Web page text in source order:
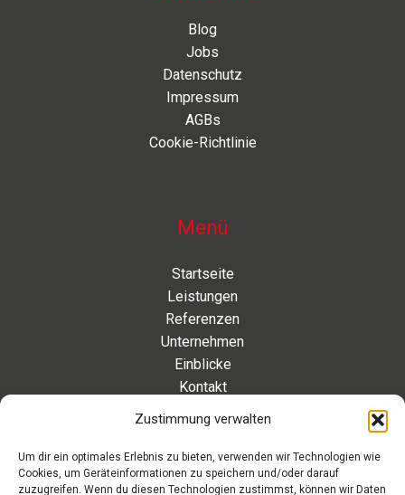
Zustimmung verwalten
Um dir ein optimales Erlebnis zu bieten, verwenden wir Technologien wie
Cookies, um Geräteinformationen zu speichern und/oder darauf
zuzugreifen. Wenn du diesen Technologien zustimmst, können wir Daten
Blog
Jobs
Datenschutz
Impressum
AGBs
Cookie-Richtlinie
Menü
Startseite
Leistungen
Referenzen
Unternehmen
Einblicke
Kontakt
Eleonorenstraße 20 | 30449 Hannover Deutschland